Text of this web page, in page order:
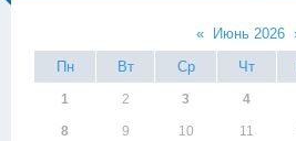
« Июнь 2026
Пн
Вт Ср Чт
1 2 3 4
8 9 10 11